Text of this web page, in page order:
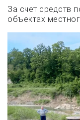
За счет средств
объектах